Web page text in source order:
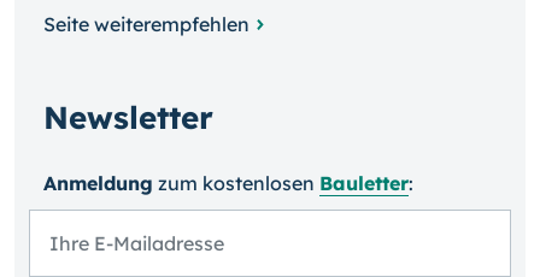
Seite weiterempfehlen
Newsletter
Anmeldung zum kosten­losen Bauletter: